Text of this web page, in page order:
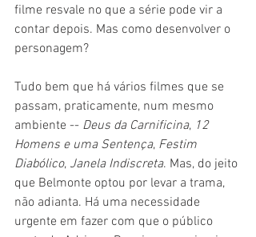
filme resvale no que a série pode vir a
contar depois. Mas como desenvolver o
personagem?
Tudo bem que há vários filmes que se
passam, praticamente, num mesmo
ambiente -- Deus da Carnificina, 12
Homens e uma Sentença, Festim
Diabólico, Janela Indiscreta. Mas, do jeito
que Belmonte optou por levar a trama,
não adianta. Há uma necessidade
urgente em fazer com que o público